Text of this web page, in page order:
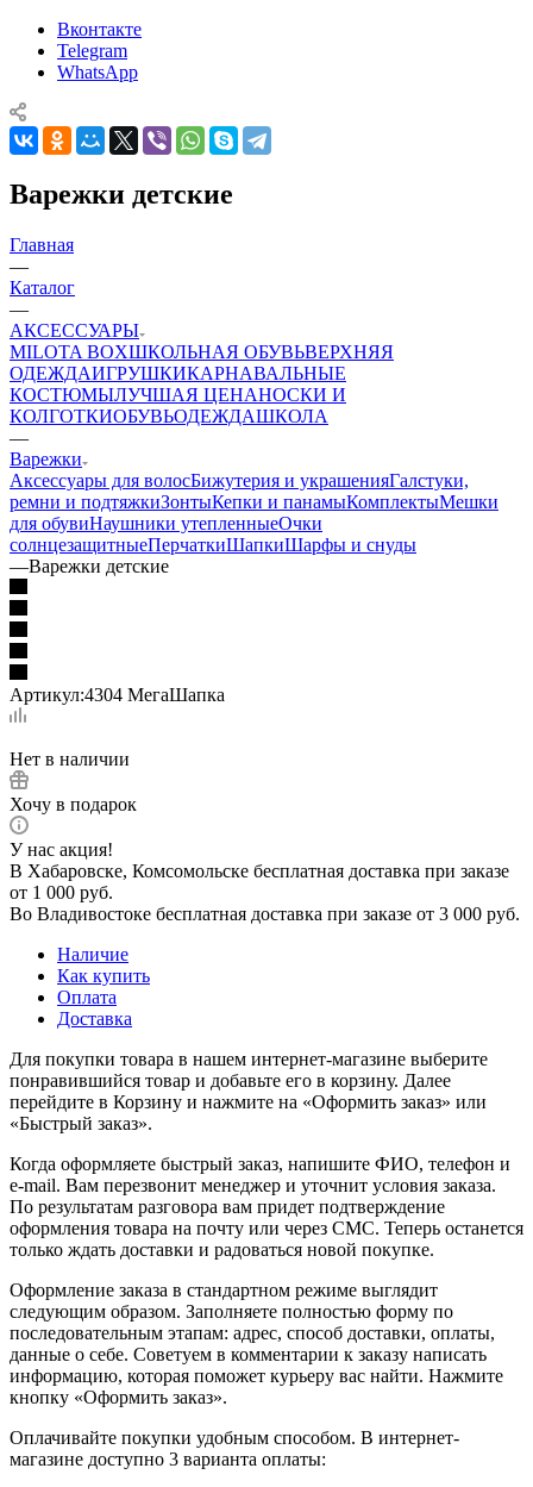
Вконтакте
Telegram
WhatsApp
Варежки детские
Главная
—
Каталог
—
АКСЕССУАРЫ
MILOTA BOXШКОЛЬНАЯ ОБУВЬВЕРХНЯЯ
ОДЕЖДАИГРУШКИКАРНАВАЛЬНЫЕ
КОСТЮМЫЛУЧШАЯ ЦЕНАНОСКИ И
КОЛГОТКИОБУВЬОДЕЖДАШКОЛА
—
Варежки
Аксессуары для волосБижутерия и украшенияГалстуки,
ремни и подтяжкиЗонтыКепки и панамыКомплектыМешки
для обувиНаушники утепленныеОчки
солнцезащитныеПерчаткиШапкиШарфы и снуды
—Варежки детские
Артикул:4304 МегаШапка
Нет в наличии
Хочу в подарок
У нас акция!
В Хабаровске, Комсомольске бесплатная доставка при заказе
от 1 000 руб.
Во Владивостоке бесплатная доставка при заказе от 3 000 руб.
Наличие
Как купить
Оплата
Доставка
Для покупки товара в нашем интернет-магазине выберите
понравившийся товар и добавьте его в корзину. Далее
перейдите в Корзину и нажмите на «Оформить заказ» или
«Быстрый заказ».
Когда оформляете быстрый заказ, напишите ФИО, телефон и
e-mail. Вам перезвонит менеджер и уточнит условия заказа.
По результатам разговора вам придет подтверждение
оформления товара на почту или через СМС. Теперь останется
только ждать доставки и радоваться новой покупке.
Оформление заказа в стандартном режиме выглядит
следующим образом. Заполняете полностью форму по
последовательным этапам: адрес, способ доставки, оплаты,
данные о себе. Советуем в комментарии к заказу написать
информацию, которая поможет курьеру вас найти. Нажмите
кнопку «Оформить заказ».
Оплачивайте покупки удобным способом. В интернет-
магазине доступно 3 варианта оплаты: